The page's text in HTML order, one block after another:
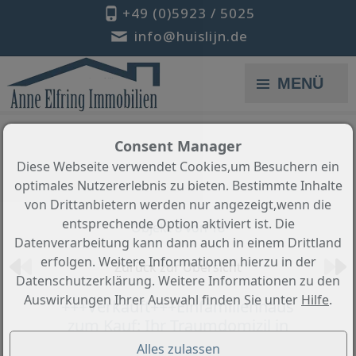
MENÜ
+49 (0)5923 / 5025
info@huislijn.de
Objekt 8 von 18
Zurück zur Übersicht
+++Verkauft+++Einfamilienhaus
zum Kauf: Ihr Traumdomizil in
idyllischer Lage !!
Consent Manager
Diese Webseite verwendet Cookies,um Besuchern ein
optimales Nutzererlebnis zu bieten. Bestimmte Inhalte
von Drittanbietern werden nur angezeigt,wenn die
entsprechende Option aktiviert ist. Die
Datenverarbeitung kann dann auch in einem Drittland
erfolgen. Weitere Informationen hierzu in der
Datenschutzerklärung. Weitere Informationen zu den
Auswirkungen Ihrer Auswahl finden Sie unter Hilfe.